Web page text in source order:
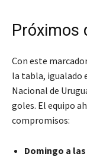
Próximos
Con este
la tabla, igualado
Nacional de
goles. El equipo
compromisos:
Domingo a